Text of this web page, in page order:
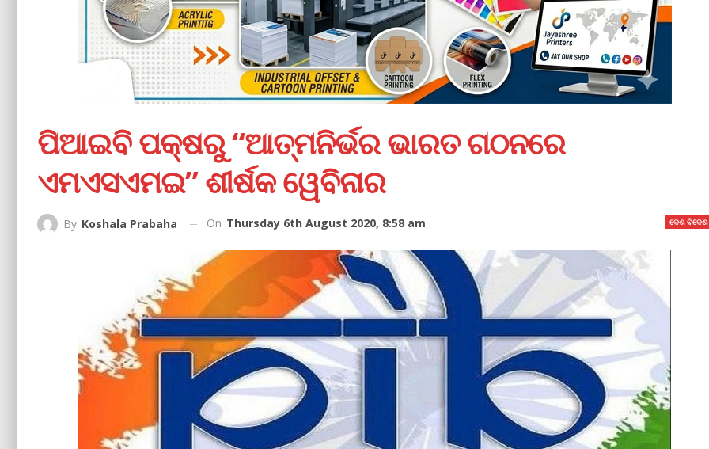
ପିଆଇବି ପକ୍ଷରୁ “ଆତ୍ମନିର୍ଭର ଭାରତ ଗଠନରେ
ଏମଏସଏମଇ” ଶୀର୍ଷକ ୱେବିନାର
ଦେଶ ବିଦେଶ
By Koshala Prabaha On Thursday 6th August 2020, 8:58 am